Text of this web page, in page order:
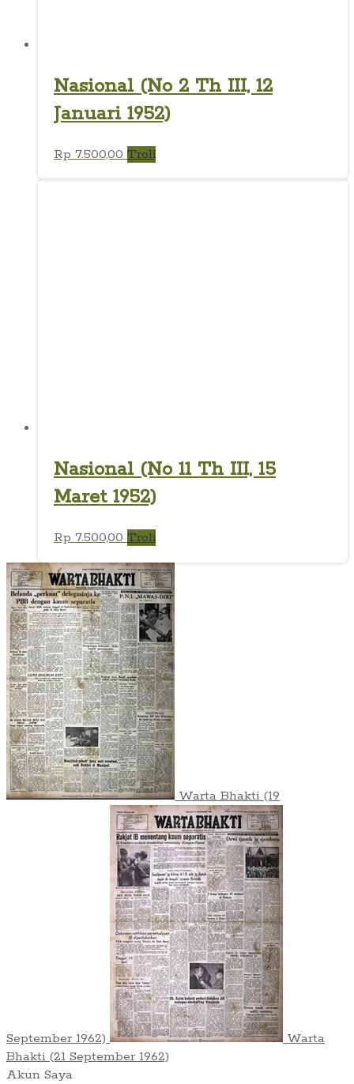
Nasional (No 2 Th III, 12
Januari 1952)
Rp 7.500,00 Troli
Nasional (No 11 Th III, 15
Maret 1952)
Rp 7.500,00 Troli
Warta Bhakti (19
September 1962)
Warta
Bhakti (21 September 1962)
Akun Saya